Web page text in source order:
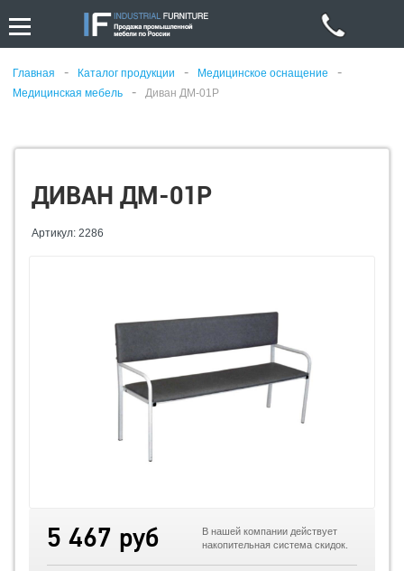
Главная - Каталог продукции - Медицинское оснащение -
Медицинская мебель - Диван ДМ-01Р
ДИВАН ДМ-01Р
Артикул: 2286
5 467 руб
В нашей компании действует
накопительная система скидок.